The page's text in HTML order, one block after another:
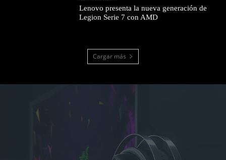
Lenovo presenta la nueva generación de
Legion Serie 7 con AMD
Cargar más